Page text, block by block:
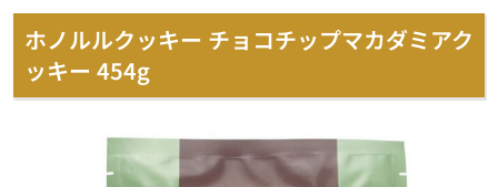
ホノルルクッキー チョコチップマカダミアク
ッキー 454g